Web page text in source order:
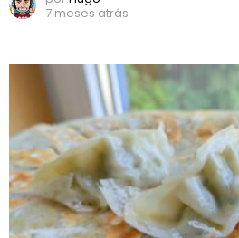
7 meses atrás